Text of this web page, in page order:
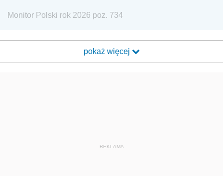
Monitor Polski rok 2026 poz. 734
pokaż więcej
REKLAMA